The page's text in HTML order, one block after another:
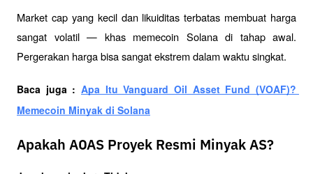
Market cap yang kecil dan likuiditas terbatas membuat harga
sangat volatil — khas memecoin Solana di tahap awal.
Pergerakan harga bisa sangat ekstrem dalam waktu singkat.
Baca juga : Apa Itu Vanguard Oil Asset Fund (VOAF)?
Memecoin Minyak di Solana
Apakah AOAS Proyek Resmi Minyak AS?